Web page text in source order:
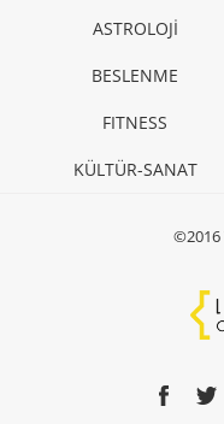
ASTROLOJİ
BESLENME
FITNESS
KÜLTÜR-SANAT
©2016